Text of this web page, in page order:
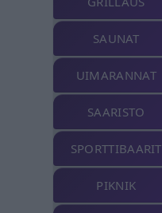
SAUNAT
UIMARANNAT
SAARISTO
SPORTTIBAARIT
PIKNIK